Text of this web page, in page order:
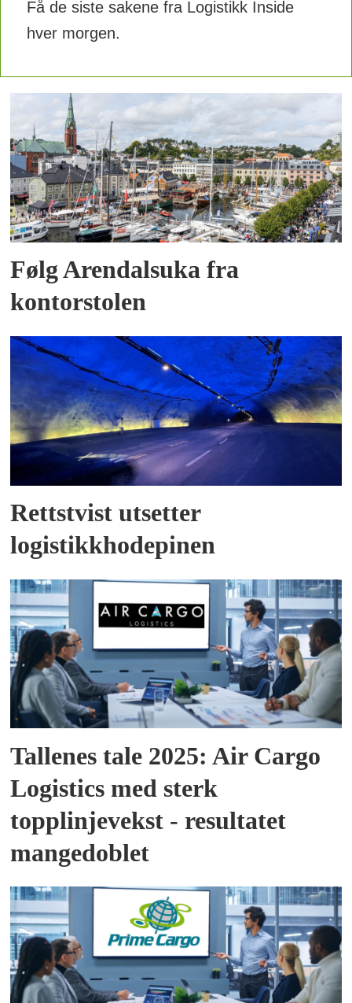
Få de siste sakene fra Logistikk Inside
hver morgen.
Følg Arendalsuka fra
kontorstolen
Rettstvist utsetter
logistikkhodepinen
Tallenes tale 2025: Air Cargo
Logistics med sterk
topplinjevekst - resultatet
mangedoblet